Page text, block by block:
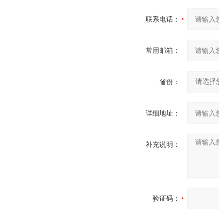
联系电话：
常用邮箱：
省份：
详细地址：
补充说明：
验证码：